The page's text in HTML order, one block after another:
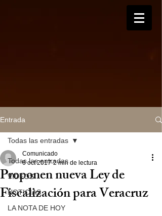
Entrada
Todas las entradas
VIDEOS
NOTICIAS
LA NOTA DE HOY
Todas las entradas
Proponen nueva Ley de
Fiscalización para Veracruz
Comunicado
6 oct 2017 2 min de lectura